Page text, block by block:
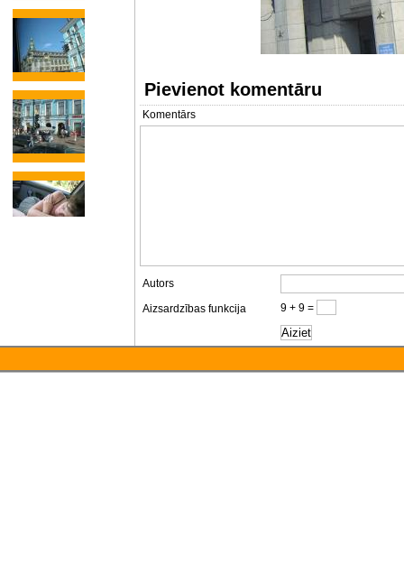
Pievienot komentāru
Komentārs
Autors
Aizsardzības funkcija
9 + 9 =